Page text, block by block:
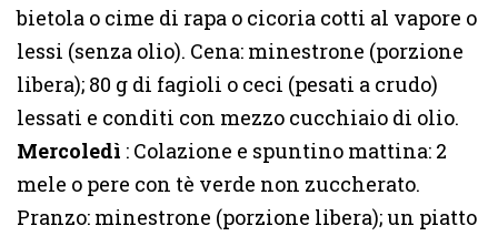
bietola o cime di rapa o cicoria cotti al vapore o
lessi (senza olio). Cena: minestrone (porzione
libera); 80 g di fagioli o ceci (pesati a crudo)
lessati e conditi con mezzo cucchiaio di olio.
Mercoledì : Colazione e spuntino mattina: 2
mele o pere con tè verde non zuccherato.
Pranzo: minestrone (porzione libera); un piatto